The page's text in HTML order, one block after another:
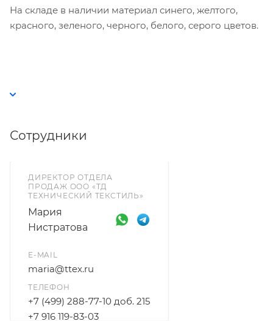
На складе в наличии материал синего, желтого,
красного, зеленого, черного, белого, серого цветов.
Сотрудники
ДИРЕКТОР ОТДЕЛА
ПРОДАЖ ООО «ТД
ТЕХНИЧЕСКИЙ ТЕКСТИЛЬ»
Мария
Нистратова
E-MAIL
maria@ttex.ru
ТЕЛЕФОН
+7 (499) 288-77-10 доб. 215
+7 916 119-83-03